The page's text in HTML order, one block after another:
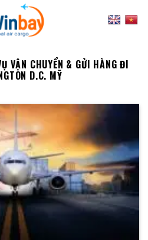
VẬN CHUYỂN & GỬI HÀNG ĐI
D.C. MỸ